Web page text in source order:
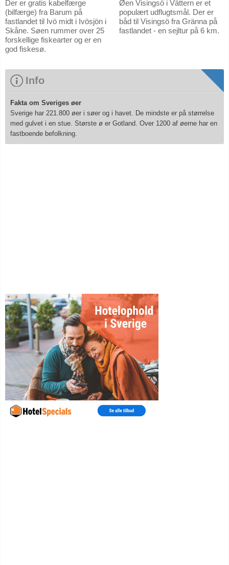
Der er gratis kabelfærge
(bilfærge) fra Barum på
fastlandet til Ivö midt i Ivösjön i
Skåne. Søen rummer over 25
forskellige fiskearter og er en
god fiskesø.
Øen Visingsö i Vättern er et
populært udflugtsmål. Der er
båd til Visingsö fra Gränna på
fastlandet - en sejltur på 6 km.
Info
Fakta om Sveriges øer
Sverige har 221.800 øer i søer og i havet. De mindste er på størrelse
med gulvet i en stue. Største ø er Gotland. Over 1200 af øerne har en
fastboende befolkning.